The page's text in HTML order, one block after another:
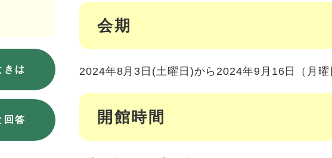
会期
2024年8月3日(土曜日)から2024年9月16日（月
開館時間
きは
回答